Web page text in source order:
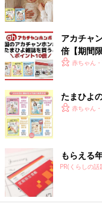
アカチャ
倍【期間限
赤ちゃん
たまひよ
赤ちゃん
もらえる
PR(くらしの話